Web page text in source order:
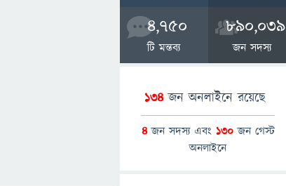
4,750
টি মন্তব্য
890,039
জন সদস্য
134জন অনলাইনে রয়েছে
4জন সদস্য এবং 130জন গেস্ট
অনলাইনে